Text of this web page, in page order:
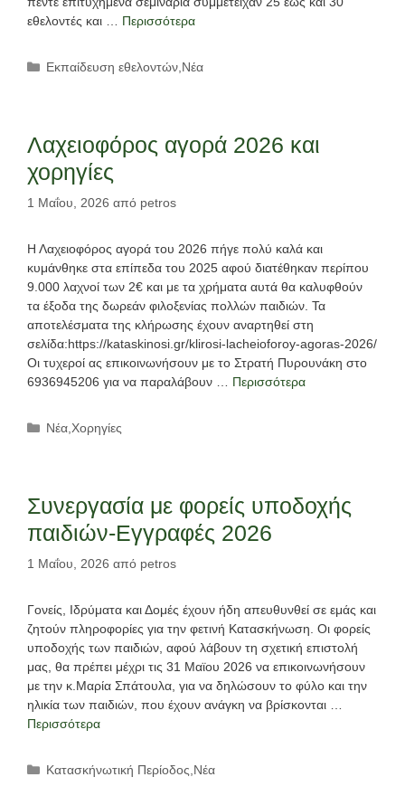
εθελοντές και … Περισσότερα
Κατηγορίες
Εκπαίδευση εθελοντών Νέα
Λαχειοφόρος αγορά 2026 και
χορηγίες
1 Μαΐου, 2026 από petros
Η Λαχειοφόρος αγορά του 2026 πήγε πολύ καλά και
κυμάνθηκε στα επίπεδα του 2025 αφού διατέθηκαν περίπου
9.000 λαχνοί των 2€ και με τα χρήματα αυτά θα καλυφθούν
τα έξοδα της δωρεάν φιλοξενίας πολλών παιδιών. Τα
αποτελέσματα της κλήρωσης έχουν αναρτηθεί στη
σελίδα:https://kataskinosi.gr/klirosi-lacheioforoy-agoras-2026/
Οι τυχεροί ας επικοινωνήσουν με το Στρατή Πυρουνάκη στο
6936945206 για να παραλάβουν … Περισσότερα
Κατηγορίες
Νέα Χορηγίες
Συνεργασία με φορείς υποδοχής
παιδιών-Εγγραφές 2026
1 Μαΐου, 2026 από petros
Γονείς, Ιδρύματα και Δομές έχουν ήδη απευθυνθεί σε εμάς και
ζητούν πληροφορίες για την φετινή Κατασκήνωση. Οι φορείς
υποδοχής των παιδιών, αφού λάβουν τη σχετική επιστολή
μας, θα πρέπει μέχρι τις 31 Μαϊου 2026 να επικοινωνήσουν
με την κ.Μαρία Σπάτουλα, για να δηλώσουν το φύλο και την
ηλικία των παιδιών, που έχουν ανάγκη να βρίσκονται …
Περισσότερα
Κατηγορίες
Κατασκήνωτική Περίοδος Νέα